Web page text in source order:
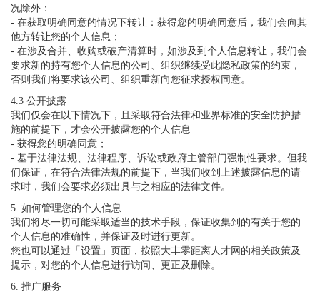
况除外：
- 在获取明确同意的情况下转让：获得您的明确同意后，我们会向其
他方转让您的个人信息；
- 在涉及合并、收购或破产清算时，如涉及到个人信息转让，我们会
要求新的持有您个人信息的公司、组织继续受此隐私政策的约束，
否则我们将要求该公司、组织重新向您征求授权同意。
4.3 公开披露
我们仅会在以下情况下，且采取符合法律和业界标准的安全防护措
施的前提下，才会公开披露您的个人信息
- 获得您的明确同意；
- 基于法律法规、法律程序、诉讼或政府主管部门强制性要求。但我
们保证，在符合法律法规的前提下，当我们收到上述披露信息的请
求时，我们会要求必须出具与之相应的法律文件。
5. 如何管理您的个人信息
我们将尽一切可能采取适当的技术手段，保证收集到的有关于您的
个人信息的准确性，并保证及时进行更新。
您也可以通过「设置」页面，按照大丰零距离人才网的相关政策及
提示，对您的个人信息进行访问、更正及删除。
6. 推广服务